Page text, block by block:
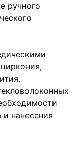
ручного
и нанесения